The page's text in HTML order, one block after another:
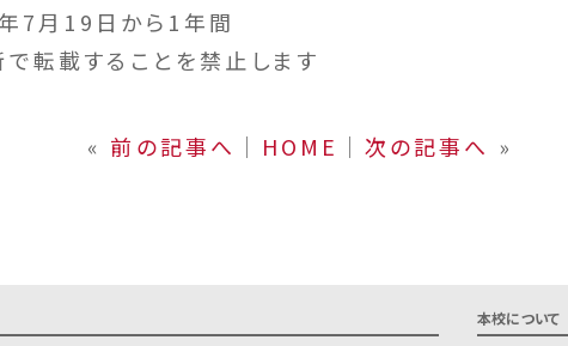
月19日から1年間
転載することを禁止します
« 前の記事へ │ HOME │ 次の記事へ »
本校について